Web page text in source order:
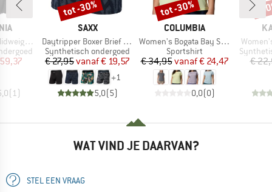
Crew
prijs
(1)
MERK
SAXX
Artikel
Daytripper Boxer Brief Fly
Productgroep
Synthetisch ondergoed
Prijs
€ 27,95 Verlaagde prijs
vanaf€ 19,57
+1
5,0(5)
Korting
tot -30%
MERK
COLUMBIA
Artikel
Women's Bogata Bay S/S Tee
Productgroep
Sportshirt
Prijs
€ 34,95 Verlaagde prijs
vanaf€ 24,47
0,0(0)
Korting
tot -30%
Artikel
€
-
WAT VIND JE DAARVAN?
STEL EEN VRAAG